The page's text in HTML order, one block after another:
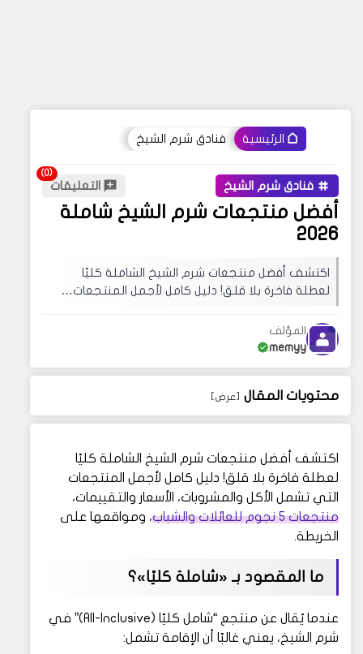
الرئيسية فنادق شرم الشيخ
فنادق شرم الشيخ التعليقات
أفضل منتجعات شرم الشيخ شاملة
2026
اكتشف أفضل منتجعات شرم الشيخ الشاملة كليًا
لعطلة فاخرة بلا قلق! دليل كامل لأجمل المنتجعات…
المؤلف
memyy
محتويات المقال
اكتشف أفضل منتجعات شرم الشيخ الشاملة كليًا
لعطلة فاخرة بلا قلق! دليل كامل لأجمل المنتجعات
التي تشمل الأكل والمشروبات، الأسعار والتقييمات،
منتجعات 5 نجوم للعائلات والشباب
، ومواقعها على
الخريطة.
ما المقصود بـ «شاملة كليًا»؟
عندما يُقال عن منتجع “شامل كليًا (All-Inclusive)” في
شرم الشيخ، يعني غالبًا أن الإقامة تشمل: